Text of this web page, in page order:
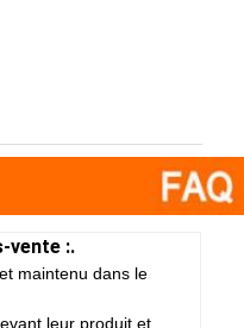
vente :.
maintenu dans le
leur produit et